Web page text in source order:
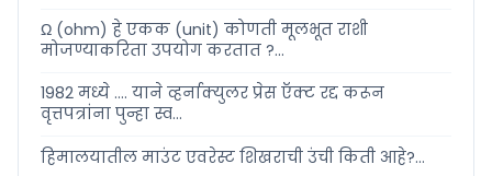
Ω (ohm) हे एकक (unit) कोणती मूलभूत राशी
मोजण्याकरिता उपयोग करतात ?...
1982 मध्ये .... याने व्हर्नाक्युलर प्रेस ऍक्ट रद्द करून
वृत्तपत्रांना पुन्हा स्व...
हिमालयातील माउंट एवरेस्ट शिखराची उंची किती आहे?...